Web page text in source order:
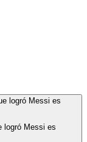
logró Messi es